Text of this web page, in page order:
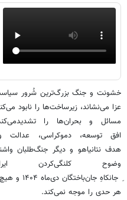
خشونت و جنگ بزرگ‌ترین شُرور
عزا می‌نشاند، زیرساخت‌ها را نابود
مسائل و بحران‌ها را
افق توسعه، دموکراسی، عدالت
هدف نتانیاهو و دیگر جنگ‌طلبان
وضوح
هر حدی را موجه نمی‌کند.